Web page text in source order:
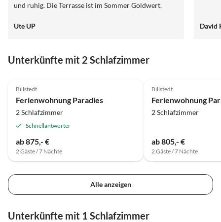
und ruhig. Die Terrasse ist im Sommer Goldwert.
sondern Tiefpaterre ist. Also noch etwas tiefer in der
und Liebe ausgestattet. Wir kommen sicher immer
Ute UP David
Unterkünfte mit 2 Schlafzimmer
Billstedt
Ferienwohnung Paradies
2 Schlafzimmer
Schnellantworter
ab 875,- €
2 Gäste / 7 Nächte
Billstedt
Ferienwohnung
2 Schlafzimmer
ab 805,- €
2 Gäste / 7 Nächte
Alle anzeigen
Unterkünfte mit 1 Schlafzimmer